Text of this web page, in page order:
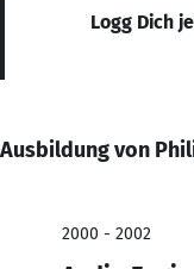
Logg Dich
Ausbildung von
2000 - 2002